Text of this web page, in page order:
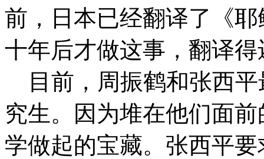
前，日本已经翻译了《
十年后才做这事，翻译
目前，周振鹤和张西平
究生。因为堆在他们面
学做起的宝藏。张西平